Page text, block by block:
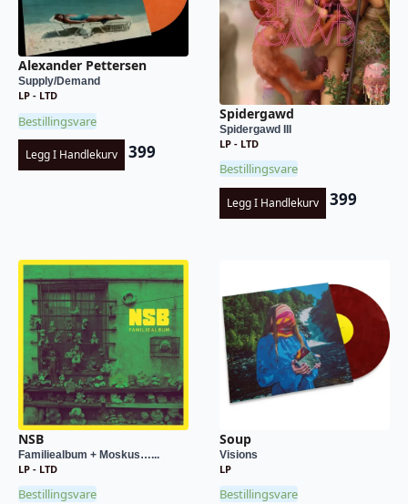
Alexander Pettersen
Supply/Demand
LP - LTD
Bestillingsvare
Legg I Handlekurv 399
Spidergawd
Spidergawd III
LP - LTD
Bestillingsvare
Legg I Handlekurv 399
NSB
Familiealbum + Moskus…...
LP - LTD
Bestillingsvare
Soup
Visions
LP
Bestillingsvare